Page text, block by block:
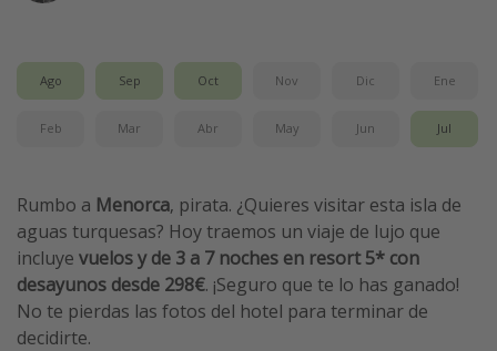
Trabajar en el extranjero
Parques de atracciones
Viaja con musicales
El Rey León el musical
Harry Potter en Londres y otros destinos
Ago Sep Oct Nov Dic Ene
Feb Mar Abr May Jun Jul
Rumbo a Menorca, pirata. ¿Quieres visitar esta isla de
aguas turquesas? Hoy traemos un viaje de lujo que
incluye vuelos y de 3 a 7 noches en resort 5* con
desayunos desde 298€. ¡Seguro que te lo has ganado!
No te pierdas las fotos del hotel para terminar de
decidirte.